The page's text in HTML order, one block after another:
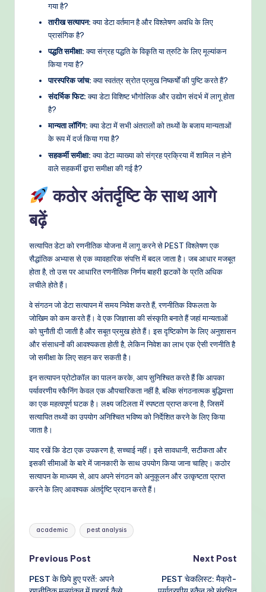
गया है?
तारीख सत्यापन:क्या डेटा वर्तमान है और विश्लेषण अवधि के लिए
प्रासंगिक है?
पद्धति समीक्षा:क्या संग्रह पद्धति के विकृति या त्रुटि के लिए मूल्यांकन
किया गया है?
पारस्परिक जांच:क्या स्वतंत्र स्रोत प्रमुख निष्कर्षों की पुष्टि करते हैं?
संदर्भिक फिट:क्या डेटा विशिष्ट भौगोलिक और उद्योग संदर्भ में लागू होता
है?
मान्यता लॉगिंग:क्या डेटा में सभी अंतरालों को तथ्यों के बजाय मान्यताओं
के रूप में दर्ज किया गया है?
सहकर्मी समीक्षा:क्या डेटा व्याख्या को संग्रह प्रक्रिया में शामिल न होने
वाले सहकर्मी द्वारा समीक्षा की गई है?
कठोर अंतर्दृष्टि के साथ आगे
बढ़ें
सत्यापित डेटा को रणनीतिक योजना में लागू करने से PEST विश्लेषण एक
सैद्धांतिक अभ्यास से एक व्यावहारिक संपत्ति में बदल जाता है। जब आधार मजबूत
होता है, तो उस पर आधारित रणनीतिक निर्णय बाहरी झटकों के प्रति अधिक
लचीले होते हैं।
वे संगठन जो डेटा सत्यापन में समय निवेश करते हैं, रणनीतिक विफलता के
जोखिम को कम करते हैं। वे एक जिज्ञासा की संस्कृति बनाते हैं जहां मान्यताओं
को चुनौती दी जाती है और सबूत प्रमुख होते हैं। इस दृष्टिकोण के लिए अनुशासन
और संसाधनों की आवश्यकता होती है, लेकिन निवेश का लाभ एक ऐसी रणनीति है
जो समीक्षा के लिए सहन कर सकती है।
इन सत्यापन प्रोटोकॉल का पालन करके, आप सुनिश्चित करते हैं कि आपका
पर्यावरणीय स्कैनिंग केवल एक औपचारिकता नहीं है, बल्कि संगठनात्मक बुद्धिमत्ता
का एक महत्वपूर्ण घटक है। लक्ष्य जटिलता में स्पष्टता प्राप्त करना है, जिसमें
सत्यापित तथ्यों का उपयोग अनिश्चित भविष्य को निर्देशित करने के लिए किया
जाता है।
याद रखें कि डेटा एक उपकरण है, सच्चाई नहीं। इसे सावधानी, सटीकता और
इसकी सीमाओं के बारे में जानकारी के साथ उपयोग किया जाना चाहिए। कठोर
सत्यापन के माध्यम से, आप अपने संगठन को अनुकूलन और उत्कृष्टता प्राप्त
करने के लिए आवश्यक अंतर्दृष्टि प्रदान करते हैं।
Tags:
academic pest analysis
Post
navigation
Previous Post
PEST के छिपे हुए परतें: अपने
Next Post
PEST चेकलिस्ट: मैक्रो-